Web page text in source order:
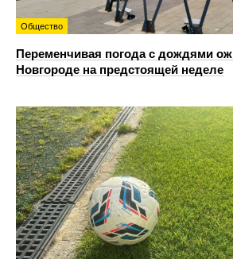
Общество
Переменчивая погода с дождями
Новгороде на предстоящей неделе